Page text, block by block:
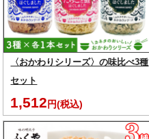
〈おかわりシリーズ〉の味比べ3種
セット
1,512 円(税込)